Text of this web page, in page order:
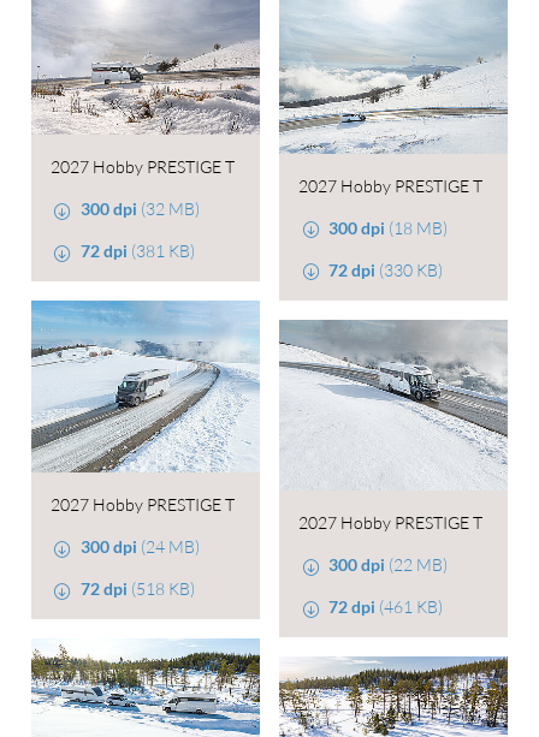
2027 Hobby PRESTIGE T
300 dpi (32 MB)
72 dpi (381 KB)
2027 Hobby PRESTIGE T
300 dpi (18 MB)
72 dpi (330 KB)
2027 Hobby PRESTIGE T
300 dpi (24 MB)
72 dpi (518 KB)
2027 Hobby PRESTIGE T
300 dpi (22 MB)
72 dpi (461 KB)